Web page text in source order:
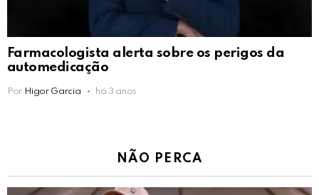
Farmacologista alerta sobre os perigos da
automedicação
Por Higor Garcia há 3 anos
NÃO PERCA